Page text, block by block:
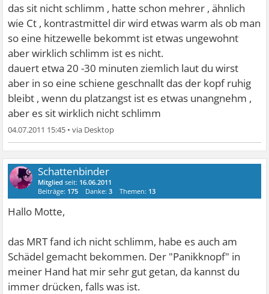
das sit nicht schlimm , hatte schon mehrer , ähnlich
wie Ct , kontrastmittel dir wird etwas warm als ob man
so eine hitzewelle bekommt ist etwas ungewohnt
aber wirklich schlimm ist es nicht.
dauert etwa 20 -30 minuten ziemlich laut du wirst
aber in so eine schiene geschnallt das der kopf ruhig
bleibt , wenn du platzangst ist es etwas unangnehm ,
aber es sit wirklich nicht schlimm
04.07.2011 15:45 •
Schattenbinder
Mitglied seit: 16.06.2011
Beiträge: 175 Danke:3 Themen: 13
Hallo Motte,
das MRT fand ich nicht schlimm, habe es auch am
Schädel gemacht bekommen. Der "Panikknopf" in
meiner Hand hat mir sehr gut getan, da kannst du
immer drücken, falls was ist.